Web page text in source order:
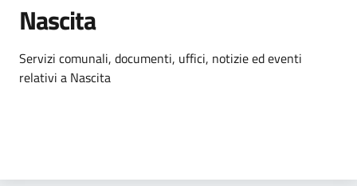
Nascita
Dettagli dell'argomento
Servizi comunali, documenti, uffici, notizie ed eventi
relativi a Nascita